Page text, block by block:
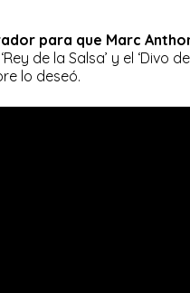
para que Marc
de la Salsa’ y el ‘Divo
lo deseó.